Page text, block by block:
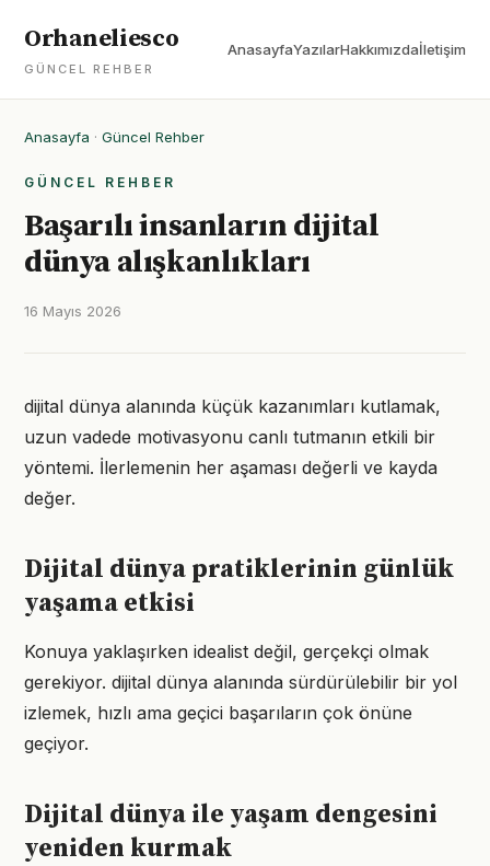
Orhaneliesco
GÜNCEL REHBER
AnasayfaYazılarHakkımızdaİletişim
Anasayfa · Güncel Rehber
GÜNCEL REHBER
Başarılı insanların dijital
dünya alışkanlıkları
16 Mayıs 2026
dijital dünya alanında küçük kazanımları kutlamak,
uzun vadede motivasyonu canlı tutmanın etkili bir
yöntemi. İlerlemenin her aşaması değerli ve kayda
değer.
Dijital dünya pratiklerinin günlük
yaşama etkisi
Konuya yaklaşırken idealist değil, gerçekçi olmak
gerekiyor. dijital dünya alanında sürdürülebilir bir yol
izlemek, hızlı ama geçici başarıların çok önüne
geçiyor.
Dijital dünya ile yaşam dengesini
yeniden kurmak